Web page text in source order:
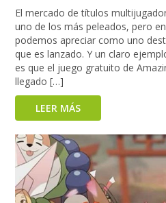
El mercado de títulos
uno de los más peleados, pero
podemos apreciar como uno
que es lanzado. Y un claro
es que el juego gratuito de
llegado […]
LEER MÁS